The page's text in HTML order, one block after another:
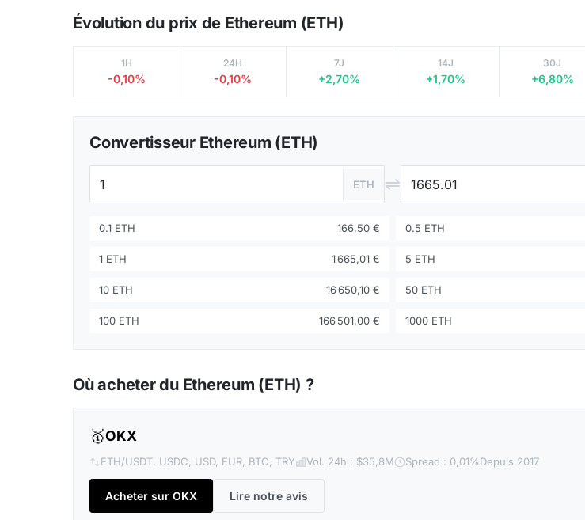
Évolution du prix de Ethereum (ETH)
1H
-0,10%
24H
-0,10%
7J
+2,70%
14J
+1,70%
30J
+6,80%
Convertisseur Ethereum (ETH)
ETH ⇌
0.1 ETH 166,50 € 0.5 ETH
1 ETH 1 665,01 € 5 ETH
10 ETH 16 650,10 € 50 ETH
100 ETH 166 501,00 € 1000 ETH
Où acheter du Ethereum (ETH) ?
🥇OKX
ETH/USDT, USDC, USD, EUR, BTC, TRY Vol. 24h : $35,8M Spread : 0,01%Depuis 2017
Acheter sur OKX Lire notre avis